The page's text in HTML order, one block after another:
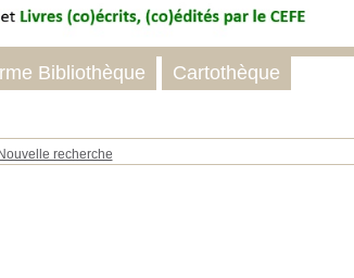
Nouvelle recherche
Bibliothèque Cartothèque